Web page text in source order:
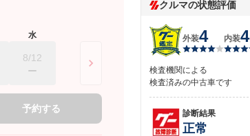
水
8/12
予約する
クルマの状態評価
外装4 内装4
検査機関による
検査済みの中古車です
診断結果
正常